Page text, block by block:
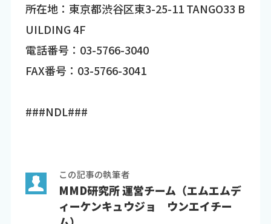
所在地：東京都渋谷区東3-25-11 TANGO33 B
UILDING 4F
電話番号：03-5766-3040
FAX番号：03-5766-3041
###NDL###
この記事の執筆者
MMD研究所 運営チーム（エムエムデ
ィーケンキュウジョ ウンエイチー